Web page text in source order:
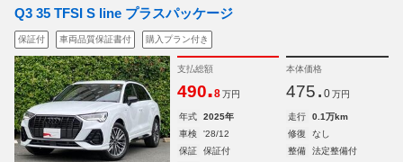
Q3 35 TFSI S line プラスパッケージ
保証付 車両品質保証書付 購入プラン付き
支払総額
490.8 万円
本体価格
475. 0 万円
年式 2025年 走行
0.1万km
車検
'28/12 修復
なし
保証
保証付 整備
法定整備付